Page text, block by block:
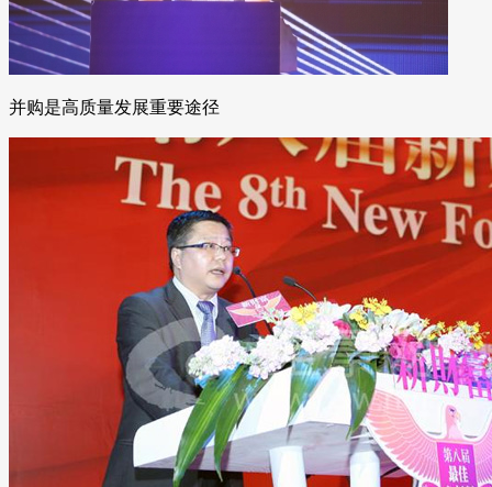
并购是高质量发展重要途径